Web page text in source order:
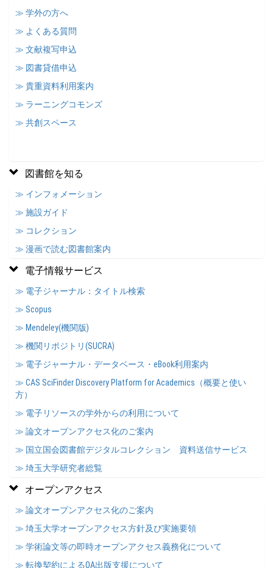
≫ 学外の方へ
≫ よくある質問
≫ 文献複写申込
≫ 図書貸借申込
≫ 貴重資料利用案内
≫ ラーニングコモンズ
≫ 共創スペース
図書館を知る
≫ インフォメーション
≫ 施設ガイド
≫ コレクション
≫ 漫画で読む図書館案内
電子情報サービス
≫ 電子ジャーナル：タイトル検索
≫ Scopus
≫ Mendeley(機関版)
≫ 機関リポジトリ(SUCRA)
≫ 電子ジャーナル・データベース・eBook利用案内
≫ CAS SciFinder Discovery Platform for Academics（概要と使い
方）
≫ 電子リソースの学外からの利用について
≫ 論文オープンアクセス化のご案内
≫ 国立国会図書館デジタルコレクション 資料送信サービス
≫ 埼玉大学研究者総覧
オープンアクセス
≫ 論文オープンアクセス化のご案内
≫ 埼玉大学オープンアクセス方針及び実施要領
≫ 学術論文等の即時オープンアクセス義務化について
≫ 転換契約によるOA出版支援について